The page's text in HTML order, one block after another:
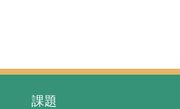
課題